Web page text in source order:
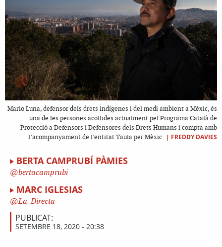
Mario Luna, defensor dels drets indígenes i del medi ambient a Mèxic, és
una de les persones acollides actualment pel Programa Català de
Protecció a Defensors i Defensores dels Drets Humans i compta amb
l’acompanyament de l’entitat Taula per Mèxic
| FREDDY DAVIES
BERTA CAMPRUBÍ PÀMIES
bertacamprubi
MARC IGLESIAS
La_Directa
PUBLICAT:
SETEMBRE 18, 2020 - 20:38